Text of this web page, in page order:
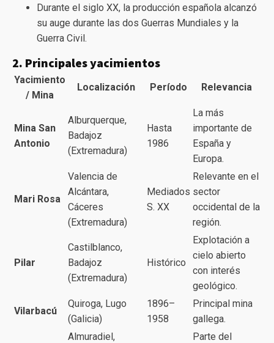
Durante el siglo XX, la producción española alcanzó
su auge durante las dos Guerras Mundiales y la
Guerra Civil.
2. Principales yacimientos
Yacimiento
/ Mina
Localización Período Relevancia
Mina San
Antonio
Alburquerque,
Badajoz
(Extremadura)
Hasta
1986
La más
importante de
España y
Europa.
Mari Rosa
Valencia de
Alcántara,
Cáceres
(Extremadura)
Mediados
S. XX
Relevante en el
sector
occidental de la
región.
Pilar
Castilblanco,
Badajoz
(Extremadura)
Histórico
Explotación a
cielo abierto
con interés
geológico.
Vilarbacú
Quiroga, Lugo
(Galicia)
1896–
1958
Principal mina
gallega.
Almuradiel,
Parte del